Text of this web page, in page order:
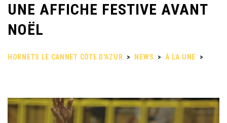
UNE AFFICHE FESTIVE AVANT
NOËL
HORNETS LE CANNET CÔTE D'AZUR > NEWS > À LA UNE
>